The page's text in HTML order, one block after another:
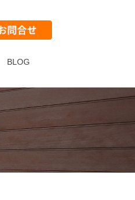
BLOG